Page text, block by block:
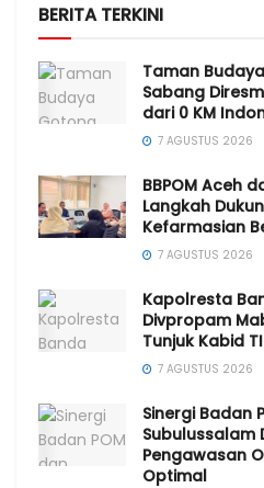
BERITA TERKINI
Taman
Sabang
dari 0 KM
7 AGUSTUS 2026
BBPOM Aceh
Langkah
Kefarmasian
7 AGUSTUS 2026
Kapolresta
Divpropam
Tunjuk Kabid
7 AGUSTUS 2026
Sinergi Badan
Subulussalam
Pengawasan
Optimal